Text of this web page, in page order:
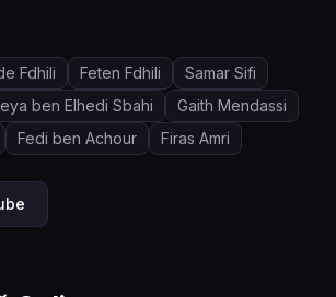
Fdhili Feten Fdhili
Samar Sifi
ben Elhedi Sbahi
Gaith Mendassi
Fedi ben Achour Firas Amri